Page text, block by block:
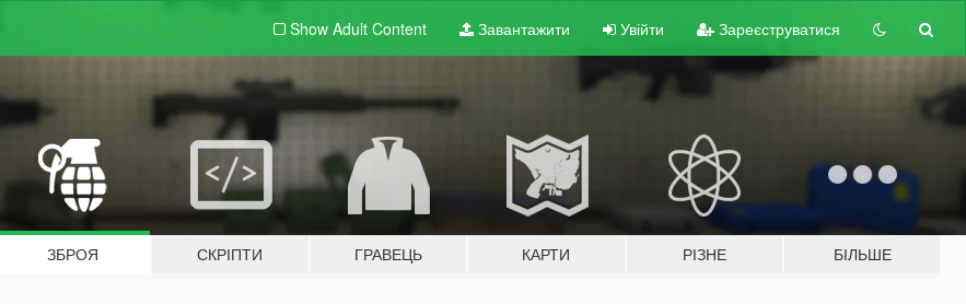
Show Adult Content Завантажити Увійти Зареєструватися
ЗБРОЯ СКРІПТИ ГРАВЕЦЬ КАРТИ РІЗНЕ БІЛЬШЕ